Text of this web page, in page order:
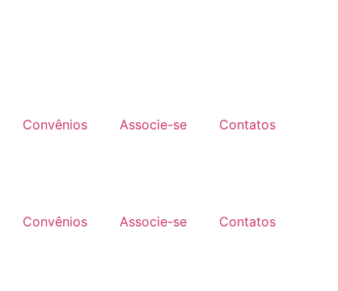
Convênios Associe-se
Contatos
Convênios Associe-se Contatos